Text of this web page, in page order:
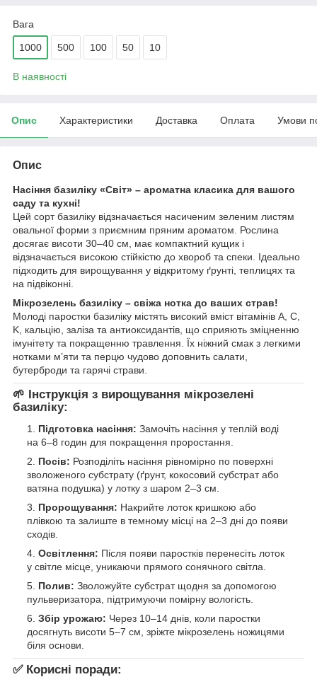
Вага
1000 500 100 50 10
В наявності
Опис Характеристики Доставка Оплата Умови
Опис
Насіння базиліку «Світ» – ароматна класика для вашого
саду та кухні!
Цей сорт базиліку відзначається насиченим зеленим листям
овальної форми з приємним пряним ароматом. Рослина
досягає висоти 30–40 см, має компактний кущик і
відзначається високою стійкістю до хвороб та спеки. Ідеально
підходить для вирощування у відкритому ґрунті, теплицях та
на підвіконні.
Мікрозелень базиліку – свіжа нотка до ваших страв!
Молоді паростки базиліку містять високий вміст вітамінів A, C,
K, кальцію, заліза та антиоксидантів, що сприяють зміцненню
імунітету та покращенню травлення. Їх ніжний смак з легкими
нотками м’яти та перцю чудово доповнить салати,
бутерброди та гарячі страви.
🌱 Інструкція з вирощування мікрозелені
базиліку:
Підготовка насіння: Замочіть насіння у теплій воді
на 6–8 годин для покращення проростання.
Посів: Розподіліть насіння рівномірно по поверхні
зволоженого субстрату (ґрунт, кокосовий субстрат або
ватяна подушка) у лотку з шаром 2–3 см.
Пророщування: Накрийте лоток кришкою або
плівкою та залиште в темному місці на 2–3 дні до появи
сходів.
Освітлення: Після появи паростків перенесіть лоток
у світле місце, уникаючи прямого сонячного світла.
Полив: Зволожуйте субстрат щодня за допомогою
пульверизатора, підтримуючи помірну вологість.
Збір урожаю: Через 10–14 днів, коли паростки
досягнуть висоти 5–7 см, зріжте мікрозелень ножицями
біля основи.
✅ Корисні поради: